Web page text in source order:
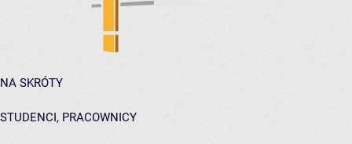
NA SKRÓTY
STUDENCI, PRACOWNICY